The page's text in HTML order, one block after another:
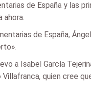
de España y las
ahora.
de España,
a Isabel García
quien cree